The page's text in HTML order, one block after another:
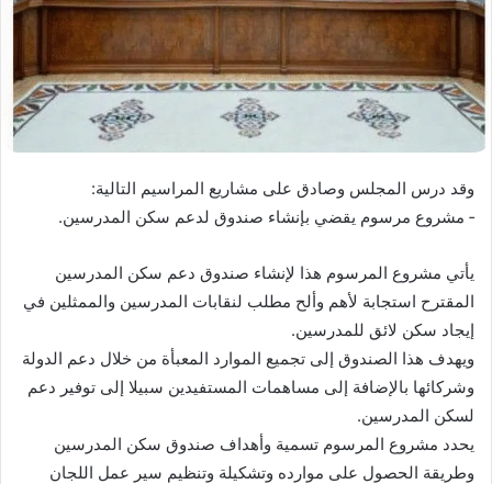
وقد درس المجلس وصادق على مشاريع المراسيم التالية:
‐ مشروع مرسوم يقضي بإنشاء صندوق لدعم سكن المدرسين.
يأتي مشروع المرسوم هذا لإنشاء صندوق دعم سكن المدرسين
المقترح استجابة لأهم وألح مطلب لنقابات المدرسين والممثلين في
إيجاد سكن لائق للمدرسين.
ويهدف هذا الصندوق إلى تجميع الموارد المعبأة من خلال دعم الدولة
وشركائها بالإضافة إلى مساهمات المستفيدين سبيلا إلى توفير دعم
لسكن المدرسين.
يحدد مشروع المرسوم تسمية وأهداف صندوق سكن المدرسين
وطريقة الحصول على موارده وتشكيلة وتنظيم سير عمل اللجان